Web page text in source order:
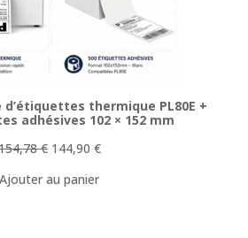
thermique PL80E +
adhésives 102 × 152 mm
€ Le
initial
144,90 €Le
Ajouter au panier